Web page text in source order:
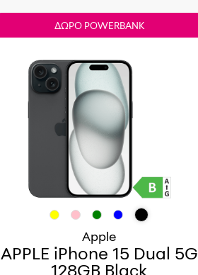
ΔΩΡΟ POWERBANK
Apple
APPLE iPhone 15 Dual 5G
128GB Black